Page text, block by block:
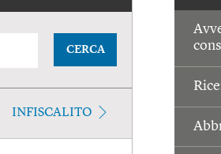
CERCA
INFISCALITO